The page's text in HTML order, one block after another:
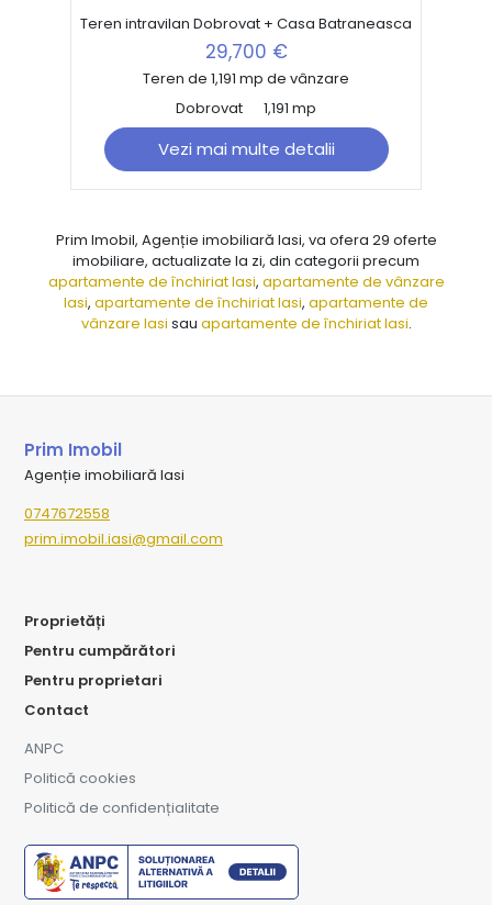
Teren intravilan Dobrovat + Casa Batraneasca
29,700 €
Teren de 1,191 mp de vânzare
Dobrovat
1,191 mp
Vezi mai multe detalii
Prim Imobil, Agenție imobiliară Iasi, va ofera 29 oferte
imobiliare, actualizate la zi, din categorii precum
apartamente de închiriat Iasi, apartamente de vânzare
Iasi, apartamente de închiriat Iasi, apartamente de
vânzare Iasi sau apartamente de închiriat Iasi.
Prim Imobil
Agenție imobiliară Iasi
0747672558
prim.imobil.iasi@gmail.com
Proprietăți
Pentru cumpărători
Pentru proprietari
Contact
ANPC
Politică cookies
Politică de confidențialitate